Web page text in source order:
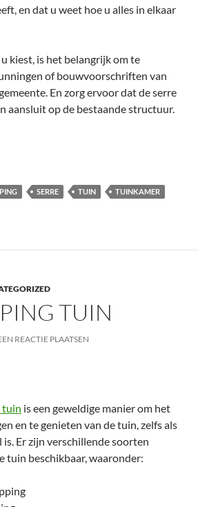
en dat u weet hoe u alles in elkaar
kiest, is het belangrijk om te
of bouwvoorschriften van
En zorg ervoor dat de serre
aansluit op de bestaande structuur.
SERRE TUIN
TUINKAMER
TUIN
REACTIE PLAATSEN
tuin is een geweldige manier om het
en te genieten van de tuin, zelfs als
Er zijn verschillende soorten
tuin beschikbaar, waaronder: